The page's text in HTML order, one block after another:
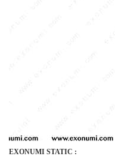
EXONUMI STATIC :